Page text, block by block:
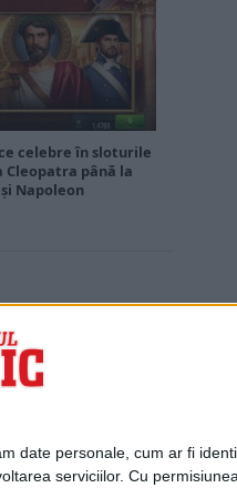
date personale, cum ar fi
serviciilor. Cu
celebre în sloturile
Cleopatra până la
Napoleon